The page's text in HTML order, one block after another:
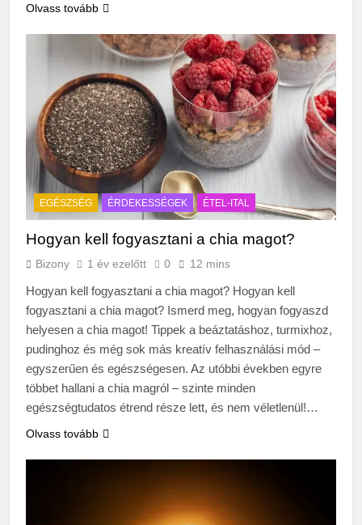
Olvass tovább
EGÉSZSÉG ÉRDEKESSÉGEK ÉTEL-ITAL
Hogyan kell fogyasztani a chia magot?
Bizony 1 év ezelőtt 0 12 mins
Hogyan kell fogyasztani a chia magot? Hogyan kell
fogyasztani a chia magot? Ismerd meg, hogyan fogyaszd
helyesen a chia magot! Tippek a beáztatáshoz, turmixhoz,
pudinghoz és még sok más kreatív felhasználási mód –
egyszerűen és egészségesen. Az utóbbi években egyre
többet hallani a chia magról – szinte minden
egészségtudatos étrend része lett, és nem véletlenül!…
Olvass tovább